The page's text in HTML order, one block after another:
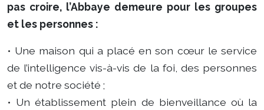
pas croire, l’Abbaye demeure pour les groupes
et les personnes :
• Une maison qui a placé en son cœur le service
de l’intelligence vis-à-vis de la foi, des personnes
et de notre société ;
​• Un établissement plein de bienveillance où la